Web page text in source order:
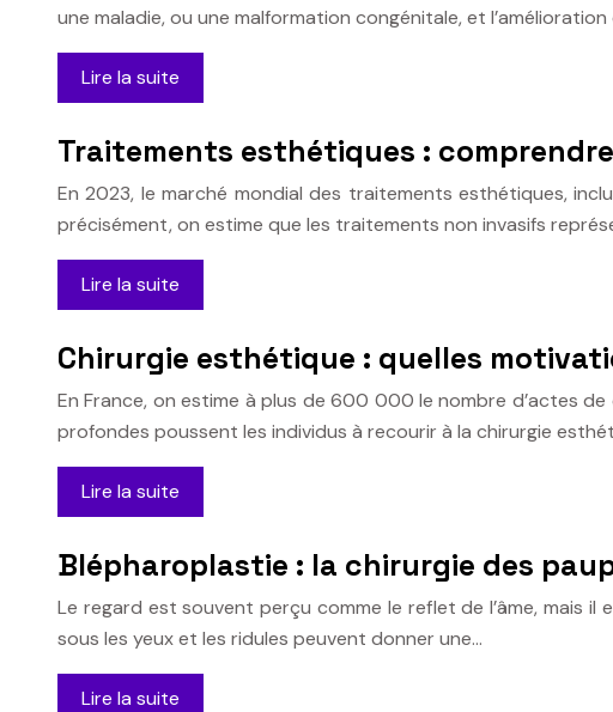
une maladie, ou une malformation congénitale, et
Lire la suite
Traitements esthétiques :
En 2023, le marché mondial des traitements esthétiques,
précisément, on estime que les traitements non invasifs
Lire la suite
Chirurgie esthétique : quelles
En France, on estime à plus de 600 000 le nombre d’actes
profondes poussent les individus à recourir à la chirurgie
Lire la suite
Blépharoplastie : la chirurgie des
Le regard est souvent perçu comme le reflet de l’âme, mais il
sous les yeux et les ridules peuvent donner une…
Lire la suite